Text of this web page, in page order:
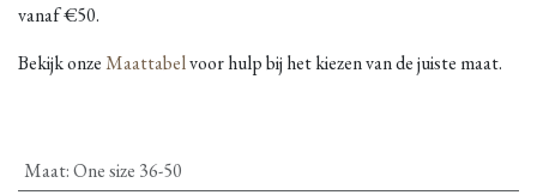
vanaf €50.
Bekijk onzeMaattabelvoor hulp bij het kiezen van de juiste maat.
Maat:One size 36-50